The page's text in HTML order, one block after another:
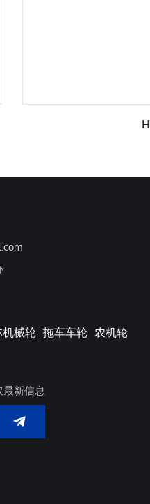
机械轮 拖车车轮 农机轮
新信息